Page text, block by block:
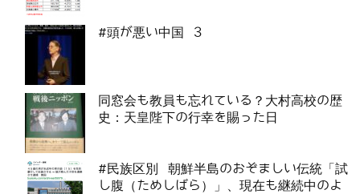
#頭が悪い中国 3
同窓会も教員も忘れている？大村高校の歴
史：天皇陛下の行幸を賜った日
#民族区別 朝鮮半島のおぞましい伝統「試
し腹（ためしばら）」、現在も継続中のよ